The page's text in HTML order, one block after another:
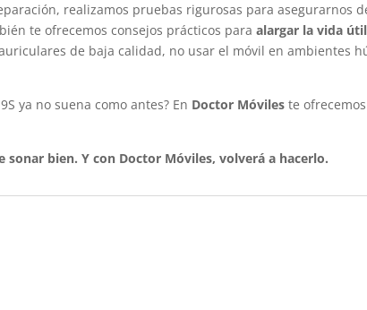
realizamos pruebas rigurosas para asegurarnos
te ofrecemos consejos prácticos paraalargar la vida
de baja calidad, no usar el móvil en ambientes
ya no suena como antes? En Doctor Móviles te
sonar bien. Y con Doctor Móviles, volverá a hacerlo.